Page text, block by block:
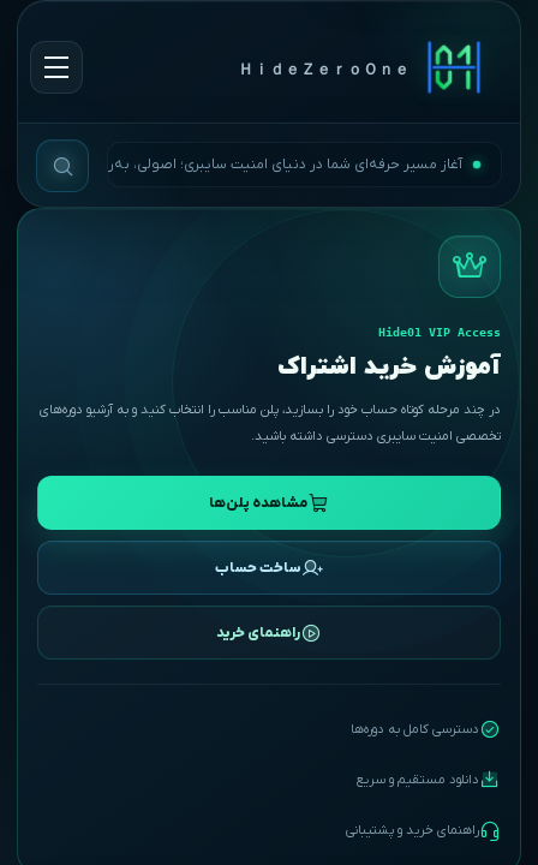
ＨｉｄｅＺｅｒｏＯｎｅ
آغاز مسیر حرفه‌ای شما در دنیای امنیت سایبری؛ اصولی، به‌روز و بی‌وقفه.
Hide01 VIP Access
آموزش خرید اشتراک
در چند مرحله کوتاه حساب خود را بسازید، پلن مناسب را انتخاب کنید و به آرشیو دوره‌های
تخصصی امنیت سایبری دسترسی داشته باشید.
مشاهده پلن‌ها
ساخت حساب
راهنمای خرید
دسترسی کامل به دوره‌ها
دانلود مستقیم و سریع
راهنمای خرید و پشتیبانی